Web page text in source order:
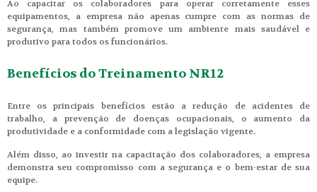
Ao capacitar os colaboradores para operar corretamente esses
equipamentos, a empresa não apenas cumpre com as normas de
segurança, mas também promove um ambiente mais saudável e
produtivo para todos os funcionários.
Benefícios do Treinamento NR12
Entre os principais benefícios estão a redução de acidentes de
trabalho, a prevenção de doenças ocupacionais, o aumento da
produtividade e a conformidade com a legislação vigente.
Além disso, ao investir na capacitação dos colaboradores, a empresa
demonstra seu compromisso com a segurança e o bem-estar de sua
equipe.